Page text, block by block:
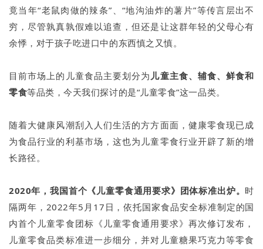
竟当年“老鼠肉做的辣条”、“地沟油炸的薯片”等传言层出不
穷，尽管孰真孰假难以追查，但还是让这群年轻的父母心有
余悸，对于孩子吃进口中的东西慎之又慎。
目前市场上的儿童食品主要划分为 儿童主食、辅食、鲜食和
零食等品类，今天我们探讨的是“儿童零食”这一品类。
随着大健康风潮刮入人们生活的方方面面，健康零食现已成
为食品行业的利基市场，这也为儿童零食行业开辟了新的增
长路径。
2020年，我国首个《儿童零食通用要求》团体标准出炉。 时
隔两年，2022年5月17日，依托国家食品安全标准制定的国
内首个儿童零食团标《儿童零食通用要求》再次修订发布，
儿童零食品类标准进一步细分，并对儿童糖果巧克力等零食